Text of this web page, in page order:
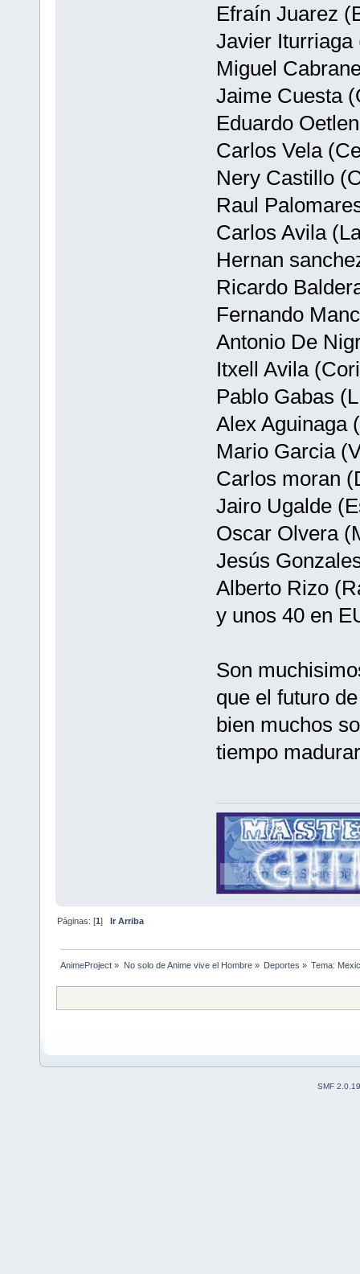
Efraín Juarez
Javier Iturriaga
Miguel
Jaime Cuesta
Eduardo
Carlos Vela
Nery Castillo
Raul
Carlos Avila
Hernan
Ricardo
Fernando
Antonio De
Itxell Avila
Pablo Gabas
Alex Aguinaga
Mario Garcia
Carlos moran
Jairo Ugalde
Oscar Olvera
Jesús
Alberto Rizo
y unos 40 en
Son
que el futuro
bien muchos
tiempo
Páginas: [1]Ir Arriba
AnimeProject » No solo de Anime vive el Hombre» Deportes » Tema:
SMF 2.0.19